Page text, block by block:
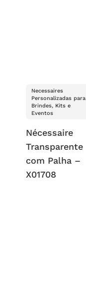
Necessaires
Personalizadas para
Brindes, Kits e
Eventos
Nécessaire
Transparente
com Palha –
X01708